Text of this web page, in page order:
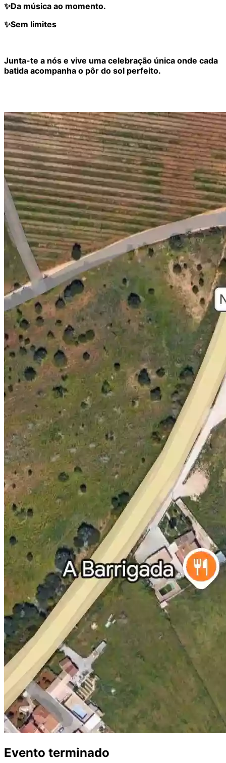
✨Da música ao momento.
✨Sem limites
Junta-te a nós e vive uma celebração única onde cada
batida acompanha o pôr do sol perfeito.
Evento terminado